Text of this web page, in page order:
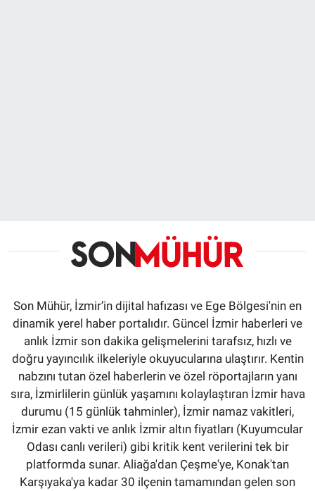
Son Mühür, İzmir’in dijital hafızası ve Ege Bölgesi'nin en
dinamik yerel haber portalıdır. Güncel İzmir haberleri ve
anlık İzmir son dakika gelişmelerini tarafsız, hızlı ve
doğru yayıncılık ilkeleriyle okuyucularına ulaştırır. Kentin
nabzını tutan özel haberlerin ve özel röportajların yanı
sıra, İzmirlilerin günlük yaşamını kolaylaştıran İzmir hava
durumu (15 günlük tahminler), İzmir namaz vakitleri,
İzmir ezan vakti ve anlık İzmir altın fiyatları (Kuyumcular
Odası canlı verileri) gibi kritik kent verilerini tek bir
platformda sunar. Aliağa'dan Çeşme'ye, Konak'tan
Karşıyaka'ya kadar 30 ilçenin tamamından gelen son